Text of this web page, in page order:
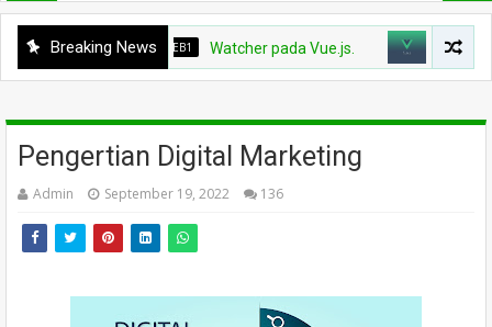
Breaking News
PEMROGRAMAN WEB1 Watcher pada Vue.js. PEMROGRAMAN
Pengertian Digital Marketing
Admin September 19, 2022 136